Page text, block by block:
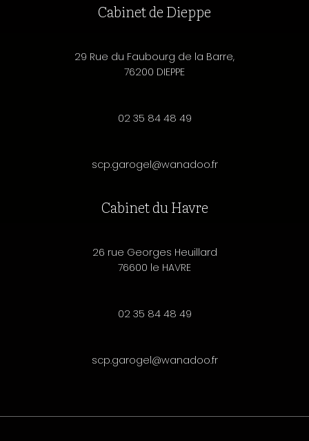
Cabinet de Dieppe
29 Rue du Faubourg de la Barre,
76200 DIEPPE
02 35 84 48 49
scp.garogel@wanadoo.fr
Cabinet du Havre
26 rue Georges Heuillard
76600 le HAVRE
02 35 84 48 49
scp.garogel@wanadoo.fr